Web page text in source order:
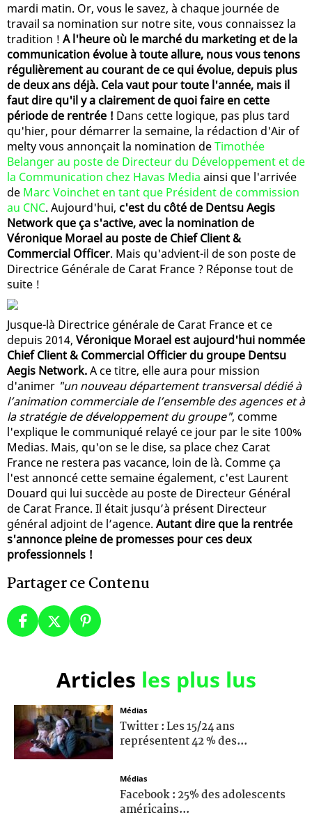
mardi matin. Or, vous le savez, à chaque journée de
travail sa nomination sur notre site, vous connaissez la
tradition ! A l'heure où le marché du marketing et de la
communication évolue à toute allure, nous vous tenons
régulièrement au courant de ce qui évolue, depuis plus
de deux ans déjà. Cela vaut pour toute l'année, mais il
faut dire qu'il y a clairement de quoi faire en cette
période de rentrée ! Dans cette logique, pas plus tard
qu'hier, pour démarrer la semaine, la rédaction d'Air of
melty vous annonçait la nomination deTimothée
Belanger au poste de Directeur du Développement et de
la Communication chez Havas Media ainsi que l'arrivée
de Marc Voinchet en tant que Président de commission
au CNC. Aujourd'hui, c'est du côté de Dentsu Aegis
Network que ça s'active, avec la nomination de
Véronique Morael au poste de Chief Client &
Commercial Officer. Mais qu'advient-il de son poste de
Directrice Générale de Carat France ? Réponse tout de
suite !
Jusque-là Directrice générale de Carat France et ce
depuis 2014, Véronique Morael est aujourd'hui nommée
Chief Client & Commercial Officier du groupe Dentsu
Aegis Network.A ce titre, elle aura pour mission
d'animer "un nouveau département transversal dédié à
l’animation commerciale de l’ensemble des agences et à
la stratégie de développement du groupe", comme
l'explique le communiqué relayé ce jour par le site 100%
Medias. Mais, qu'on se le dise, sa place chez Carat
France ne restera pas vacance, loin de là. Comme ça
l'est annoncé cette semaine également, c'est Laurent
Douard qui lui succède au poste de Directeur Général
de Carat France. Il était jusqu’à présent Directeur
général adjoint de l’agence. Autant dire que la rentrée
s'annonce pleine de promesses pour ces deux
professionnels !
Partager ce Contenu
Articles les plus lus
Médias
Twitter : Les 15/24 ans
représentent 42 % des...
Médias
Facebook : 25% des adolescents
américains...